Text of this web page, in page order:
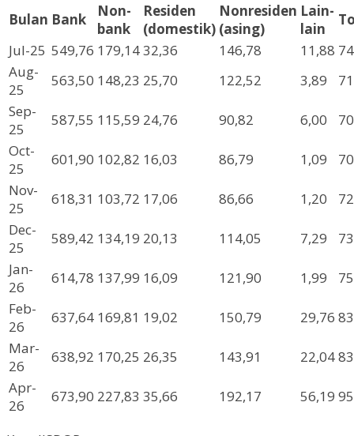
Bulan Bank
Non-
bank
Residen
(domestik)
Nonresiden
(asing)
Lain-
lain
Jul-25 549,76 179,1432,36 146,78 11,88
Aug-
25
563,50 148,23 25,70 122,52 3,89
Sep-
25
587,55 115,59 24,76 90,82 6,00
Oct-
25
601,90 102,82 16,03 86,79 1,09
Nov-
25
618,31 103,72 17,06 86,66 1,20
Dec-
25
589,42 134,19 20,13 114,05 7,29
Jan-
26
614,78 137,99 16,09 121,90 1,99
Feb-
26
637,64 169,81 19,02 150,79 29,76
Mar-
26
638,92 170,25 26,35 143,91 22,04
Apr-
26
673,90 227,83 35,66 192,17 56,19